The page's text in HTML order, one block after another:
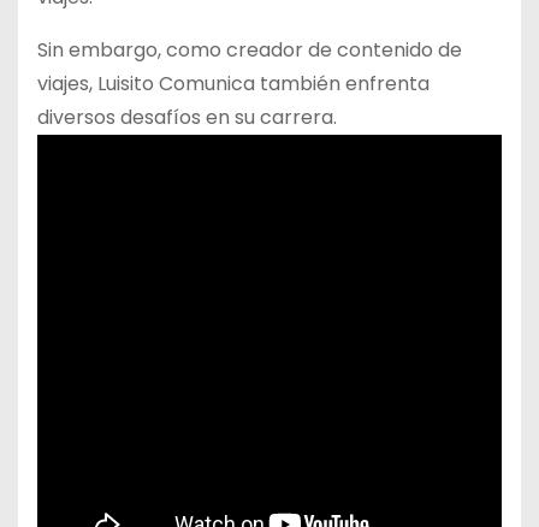
Sin embargo, como creador de contenido de
viajes, Luisito Comunica también enfrenta
diversos desafíos en su carrera.